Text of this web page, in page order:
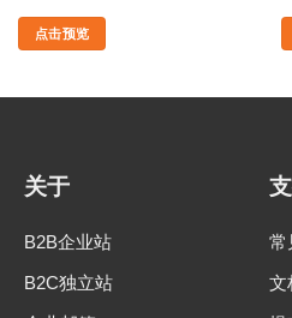
点击预览
关于
B2B企业站
B2C独立站
常
文